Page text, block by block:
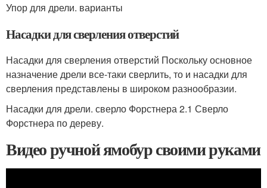
Упор для дрели. варианты
Насадки для сверления отверстий
Насадки для сверления отверстий Поскольку основное
назначение дрели все-таки сверлить, то и насадки для
сверления представлены в широком разнообразии.
Насадки для дрели. сверло Форстнера 2.1 Сверло
Форстнера по дереву.
Видео ручной ямобур своими руками